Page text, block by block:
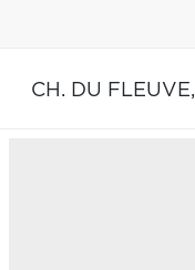
CH. DU FLEUVE,